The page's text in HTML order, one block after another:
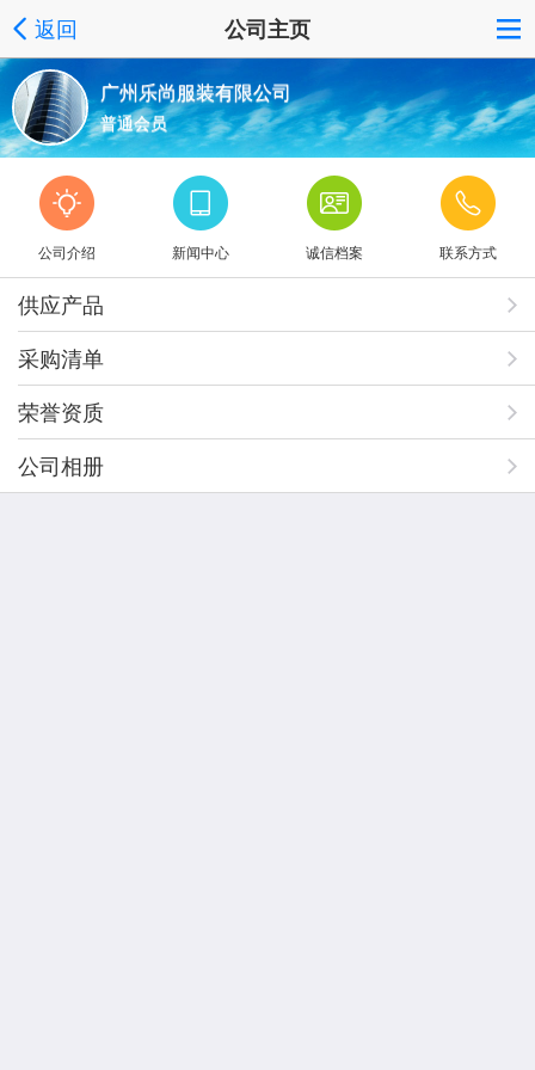
返回 公司主页
广州乐尚服装有限公司
普通会员
公司介绍 新闻中心 诚信档案 联系方式
供应产品
采购清单
荣誉资质
公司相册